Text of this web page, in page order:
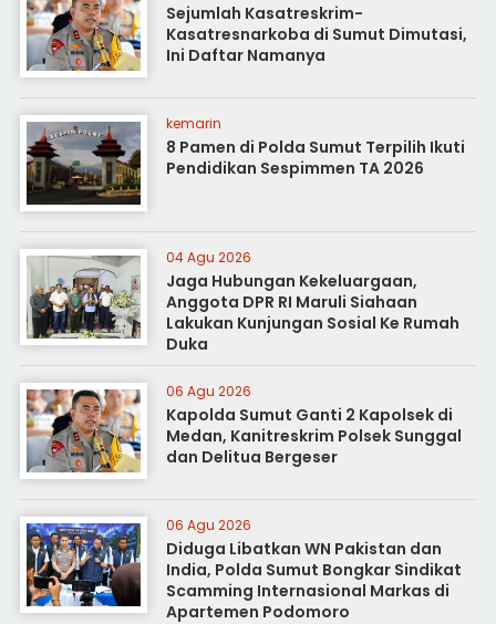
Sejumlah Kasatreskrim-
Kasatresnarkoba di Sumut Dimutasi,
Ini Daftar Namanya
kemarin
8 Pamen di Polda Sumut Terpilih Ikuti
Pendidikan Sespimmen TA 2026
04 Agu 2026
Jaga Hubungan Kekeluargaan,
Anggota DPR RI Maruli Siahaan
Lakukan Kunjungan Sosial Ke Rumah
Duka
06 Agu 2026
Kapolda Sumut Ganti 2 Kapolsek di
Medan, Kanitreskrim Polsek Sunggal
dan Delitua Bergeser
06 Agu 2026
Diduga Libatkan WN Pakistan dan
India, Polda Sumut Bongkar Sindikat
Scamming Internasional Markas di
Apartemen Podomoro